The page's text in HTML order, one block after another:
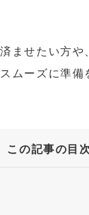
ませたい方
ムーズに準
この記事の目次